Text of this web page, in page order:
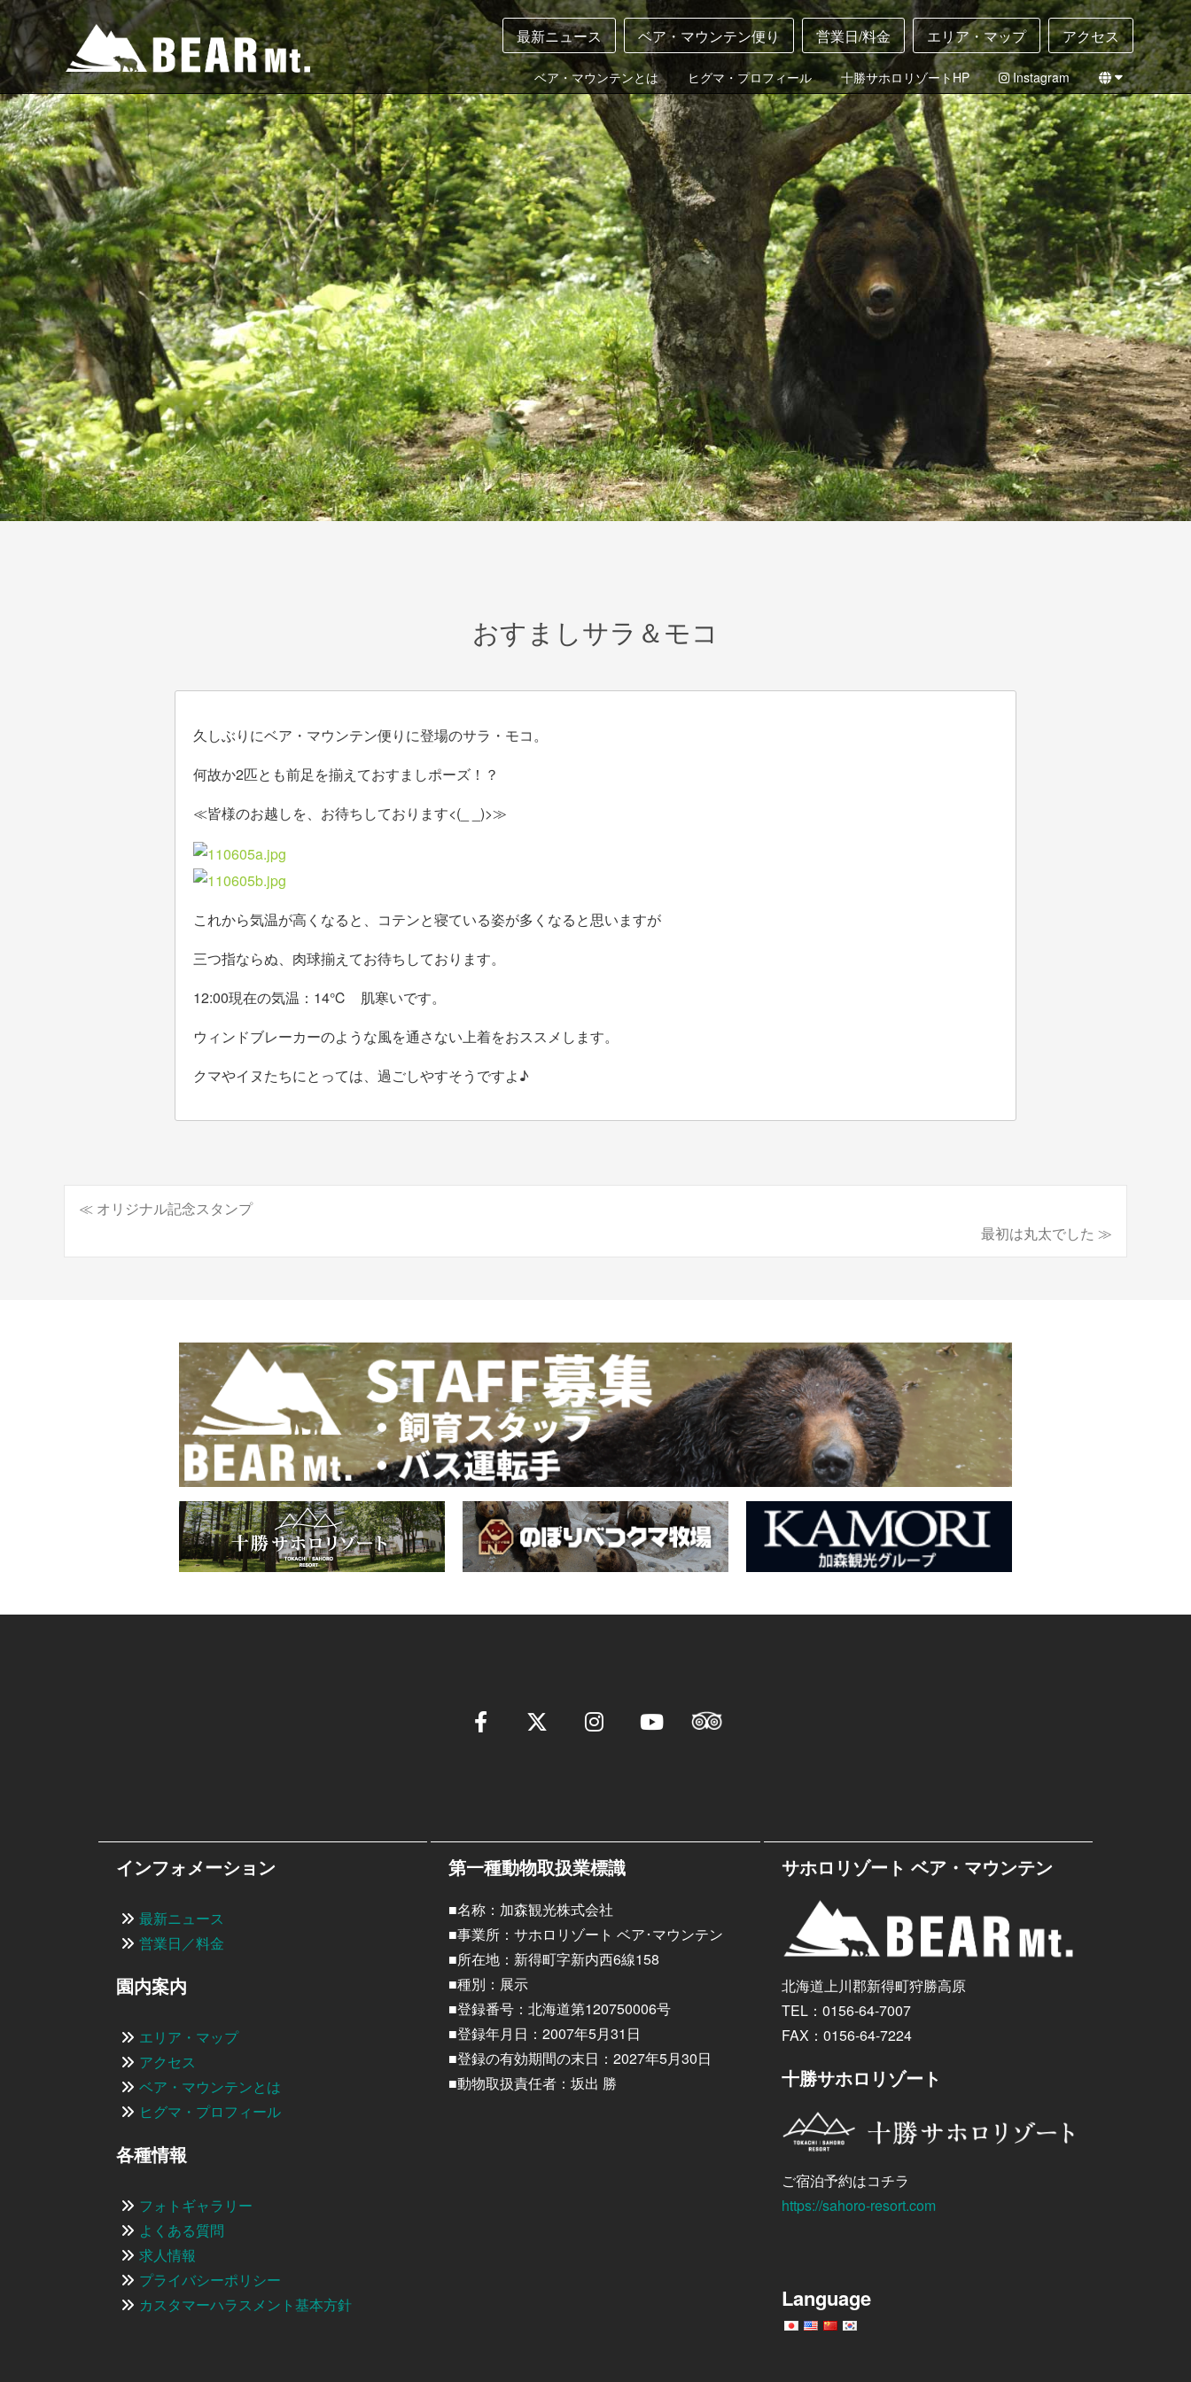
最新ニュース ベア・マウンテン便り 営業日/料金 エリア・マップ アクセス
ベア・マウンテンとは ヒグマ・プロフィール 十勝サホロリゾートHP
Instagram
日本語
English
おすましサラ＆モコ
久しぶりにベア・マウンテン便りに登場のサラ・モコ。
何故か2匹とも前足を揃えておすましポーズ！？
≪皆様のお越しを、お待ちしております<(_ _)>≫
これから気温が高くなると、コテンと寝ている姿が多くなると思いますが
三つ指ならぬ、肉球揃えてお待ちしております。
12:00現在の気温：14℃ 肌寒いです。
ウィンドブレーカーのような風を通さない上着をおススメします。
クマやイヌたちにとっては、過ごしやすそうですよ♪
投
稿
≪ オリジナル記念スタンプ
最初は丸太でした ≫
インフォメーション
最新ニュース
営業日／料金
園内案内
エリア・マップ
アクセス
ベア・マウンテンとは
ヒグマ・プロフィール
各種情報
フォトギャラリー
よくある質問
求人情報
プライバシーポリシー
カスタマーハラスメント基本方針
第一種動物取扱業標識
■名称：加森観光株式会社
■事業所：サホロリゾート ベア･マウンテン
■所在地：新得町字新内西6線158
■種別：展示
■登録番号：北海道第120750006号
■登録年月日：2007年5月31日
■登録の有効期間の末日：2027年5月30日
■動物取扱責任者：坂出 勝
サホロリゾート ベア・マウンテン
北海道上川郡新得町狩勝高原
TEL：0156-64-7007
FAX：0156-64-7224
十勝サホロリゾート
ご宿泊予約はコチラ
https://sahoro-resort.com
Language